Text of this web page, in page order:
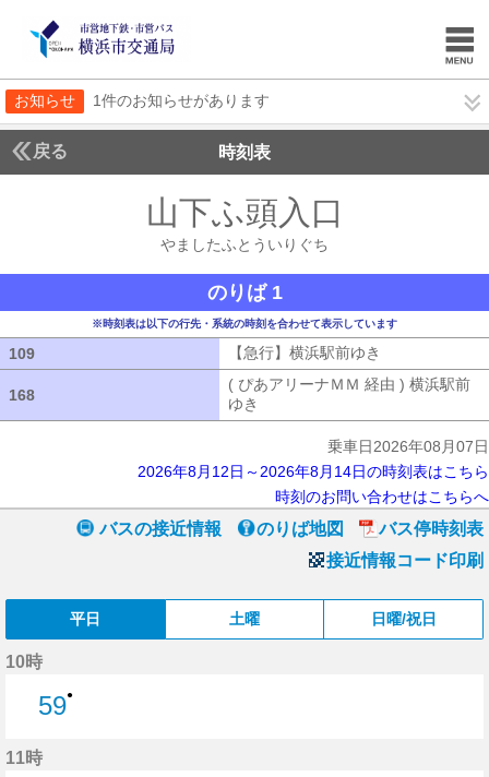
お知らせ 1件のお知らせがあります
戻る 時刻表
山下ふ頭入口
やましたふとういりぐち
のりば 1
※時刻表は以下の行先・系統の時刻を合わせて表示しています
109 【急行】横浜駅前ゆき
168
( ぴあアリーナＭＭ 経由 ) 横浜駅前
ゆき
乗車日2026年08月07日
2026年8月12日～2026年8月14日の時刻表はこちら
時刻のお問い合わせはこちらへ
バスの接近情報 のりば地図
バス停時刻表
接近情報コード印刷
平日 土曜 日曜/祝日
10時
59●
11時